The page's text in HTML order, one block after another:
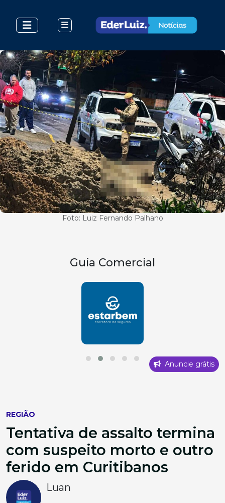
Foto: Luiz Fernando Palhano
Guia Comercial
Anuncie grátis
REGIÃO
Tentativa de assalto termina
com suspeito morto e outro
ferido em Curitibanos
Luan